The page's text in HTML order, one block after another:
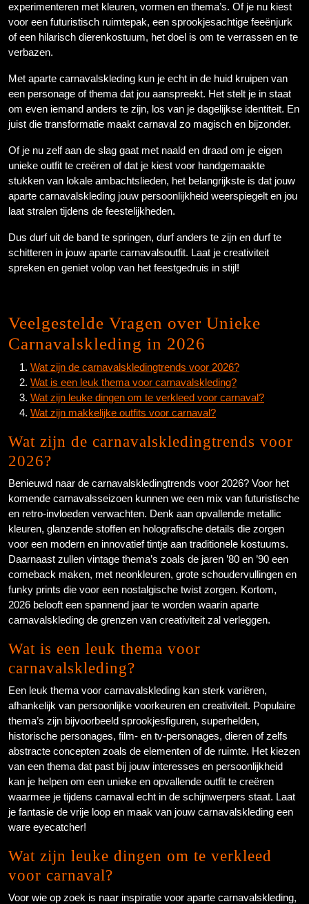
experimenteren met kleuren, vormen en thema’s. Of je nu kiest
voor een futuristisch ruimtepak, een sprookjesachtige feeënjurk
of een hilarisch dierenkostuum, het doel is om te verrassen en te
verbazen.
Met aparte carnavalskleding kun je echt in de huid kruipen van
een personage of thema dat jou aanspreekt. Het stelt je in staat
om even iemand anders te zijn, los van je dagelijkse identiteit. En
juist die transformatie maakt carnaval zo magisch en bijzonder.
Of je nu zelf aan de slag gaat met naald en draad om je eigen
unieke outfit te creëren of dat je kiest voor handgemaakte
stukken van lokale ambachtslieden, het belangrijkste is dat jouw
aparte carnavalskleding jouw persoonlijkheid weerspiegelt en jou
laat stralen tijdens de feestelijkheden.
Dus durf uit de band te springen, durf anders te zijn en durf te
schitteren in jouw aparte carnavalsoutfit. Laat je creativiteit
spreken en geniet volop van het feestgedruis in stijl!
Veelgestelde Vragen over Unieke
Carnavalskleding in 2026
Wat zijn de carnavalskledingtrends voor 2026?
Wat is een leuk thema voor carnavalskleding?
Wat zijn leuke dingen om te verkleed voor carnaval?
Wat zijn makkelijke outfits voor carnaval?
Wat zijn de carnavalskledingtrends voor
2026?
Benieuwd naar de carnavalskledingtrends voor 2026? Voor het
komende carnavalsseizoen kunnen we een mix van futuristische
en retro-invloeden verwachten. Denk aan opvallende metallic
kleuren, glanzende stoffen en holografische details die zorgen
voor een modern en innovatief tintje aan traditionele kostuums.
Daarnaast zullen vintage thema’s zoals de jaren ’80 en ’90 een
comeback maken, met neonkleuren, grote schoudervullingen en
funky prints die voor een nostalgische twist zorgen. Kortom,
2026 belooft een spannend jaar te worden waarin aparte
carnavalskleding de grenzen van creativiteit zal verleggen.
Wat is een leuk thema voor
carnavalskleding?
Een leuk thema voor carnavalskleding kan sterk variëren,
afhankelijk van persoonlijke voorkeuren en creativiteit. Populaire
thema’s zijn bijvoorbeeld sprookjesfiguren, superhelden,
historische personages, film- en tv-personages, dieren of zelfs
abstracte concepten zoals de elementen of de ruimte. Het kiezen
van een thema dat past bij jouw interesses en persoonlijkheid
kan je helpen om een unieke en opvallende outfit te creëren
waarmee je tijdens carnaval echt in de schijnwerpers staat. Laat
je fantasie de vrije loop en maak van jouw carnavalskleding een
ware eyecatcher!
Wat zijn leuke dingen om te verkleed
voor carnaval?
Voor wie op zoek is naar inspiratie voor aparte carnavalskleding,